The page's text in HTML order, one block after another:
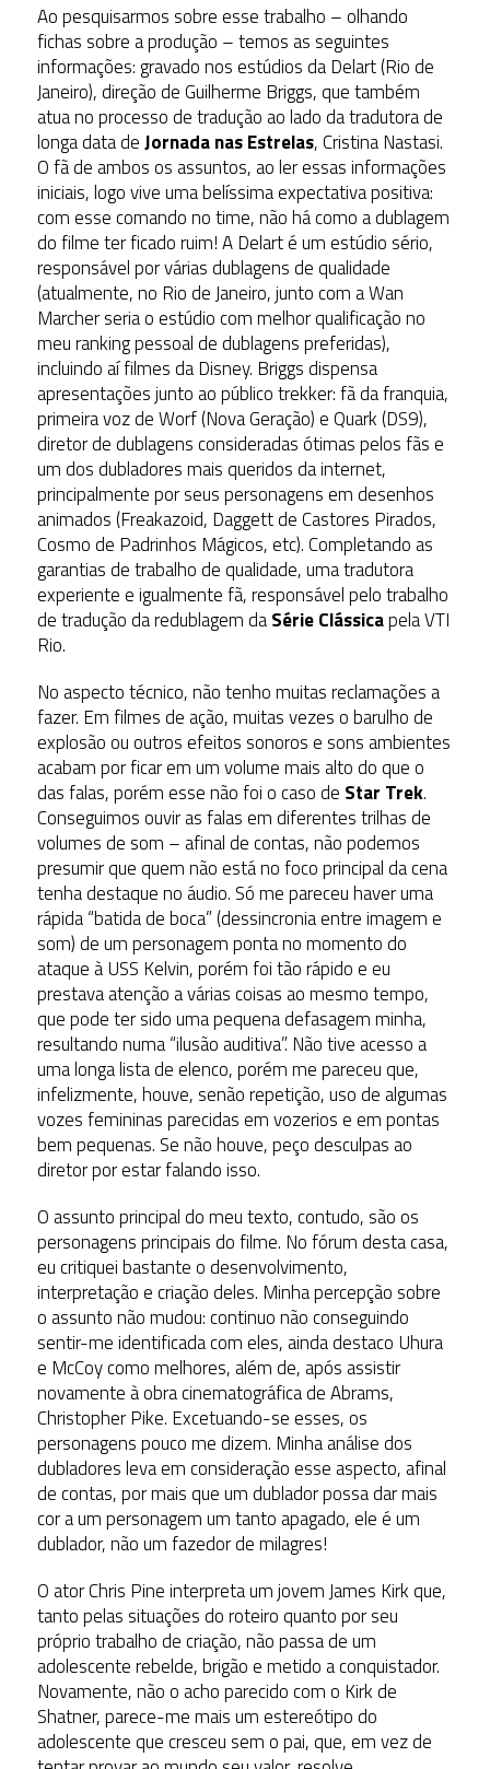
Ao pesquisarmos sobre esse trabalho – olhando
fichas sobre a produção – temos as seguintes
informações: gravado nos estúdios da Delart (Rio de
Janeiro), direção de Guilherme Briggs, que também
atua no processo de tradução ao lado da tradutora de
longa data deJornada nas Estrelas, Cristina Nastasi.
O fã de ambos os assuntos, ao ler essas informações
iniciais, logo vive uma belíssima expectativa positiva:
com esse comando no time, não há como a dublagem
do filme ter ficado ruim! A Delart é um estúdio sério,
responsável por várias dublagens de qualidade
(atualmente, no Rio de Janeiro, junto com a Wan
Marcher seria o estúdio com melhor qualificação no
meu ranking pessoal de dublagens preferidas),
incluindo aí filmes da Disney. Briggs dispensa
apresentações junto ao público trekker: fã da franquia,
primeira voz de Worf (Nova Geração) e Quark (DS9),
diretor de dublagens consideradas ótimas pelos fãs e
um dos dubladores mais queridos da internet,
principalmente por seus personagens em desenhos
animados (Freakazoid, Daggett de Castores Pirados,
Cosmo de Padrinhos Mágicos, etc). Completando as
garantias de trabalho de qualidade, uma tradutora
experiente e igualmente fã, responsável pelo trabalho
de tradução da redublagem daSérie Clássicapela VTI
Rio.
No aspecto técnico, não tenho muitas reclamações a
fazer. Em filmes de ação, muitas vezes o barulho de
explosão ou outros efeitos sonoros e sons ambientes
acabam por ficar em um volume mais alto do que o
das falas, porém esse não foi o caso de Star Trek.
Conseguimos ouvir as falas em diferentes trilhas de
volumes de som – afinal de contas, não podemos
presumir que quem não está no foco principal da cena
tenha destaque no áudio. Só me pareceu haver uma
rápida “batida de boca” (dessincronia entre imagem e
som) de um personagem ponta no momento do
ataque à USS Kelvin, porém foi tão rápido e eu
prestava atenção a várias coisas ao mesmo tempo,
que pode ter sido uma pequena defasagem minha,
resultando numa “ilusão auditiva”. Não tive acesso a
uma longa lista de elenco, porém me pareceu que,
infelizmente, houve, senão repetição, uso de algumas
vozes femininas parecidas em vozerios e em pontas
bem pequenas. Se não houve, peço desculpas ao
diretor por estar falando isso.
O assunto principal do meu texto, contudo, são os
personagens principais do filme. No fórum desta casa,
eu critiquei bastante o desenvolvimento,
interpretação e criação deles. Minha percepção sobre
o assunto não mudou: continuo não conseguindo
sentir-me identificada com eles, ainda destaco Uhura
e McCoy como melhores, além de, após assistir
novamente à obra cinematográfica de Abrams,
Christopher Pike. Excetuando-se esses, os
personagens pouco me dizem. Minha análise dos
dubladores leva em consideração esse aspecto, afinal
de contas, por mais que um dublador possa dar mais
cor a um personagem um tanto apagado, ele é um
dublador, não um fazedor de milagres!
O ator Chris Pine interpreta um jovem James Kirk que,
tanto pelas situações do roteiro quanto por seu
próprio trabalho de criação, não passa de um
adolescente rebelde, brigão e metido a conquistador.
Novamente, não o acho parecido com o Kirk de
Shatner, parece-me mais um estereótipo do
adolescente que cresceu sem o pai, que, em vez de